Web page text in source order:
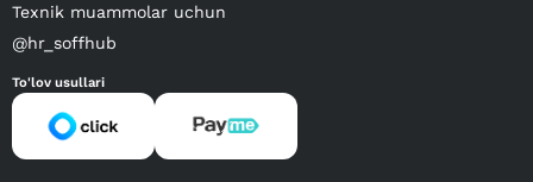
Texnik muammolar uchun
@hr_soffhub
To'lov usullari